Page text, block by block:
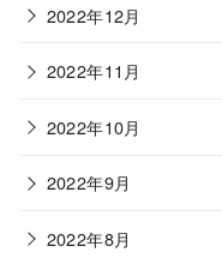
2022年12月
2022年11月
2022年10月
2022年9月
2022年8月